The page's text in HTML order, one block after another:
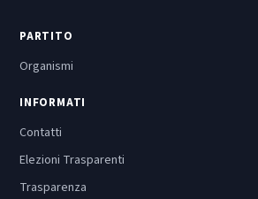
PARTITO
Organismi
INFORMATI
Contatti
Elezioni Trasparenti
Trasparenza